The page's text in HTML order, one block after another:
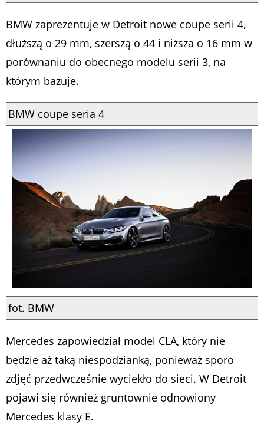
BMW zaprezentuje w Detroit nowe coupe serii 4,
dłuższą o 29 mm, szerszą o 44 i niższa o 16 mm w
porównaniu do obecnego modelu serii 3, na
którym bazuje.
BMW coupe seria 4
fot. BMW
Mercedes zapowiedział model CLA, który nie
będzie aż taką niespodzianką, ponieważ sporo
zdjęć przedwcześnie wyciekło do sieci. W Detroit
pojawi się również gruntownie odnowiony
Mercedes klasy E.